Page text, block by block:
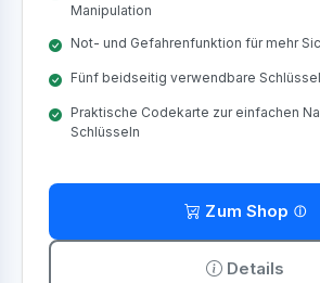
Manipulation
Not- und Gefahrenfunktion für mehr
Fünf beidseitig verwendbare
Praktische Codekarte zur einfachen
Schlüsseln
Zum Shop
Details